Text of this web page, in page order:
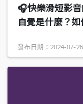
🎧快樂滑短影
自覺是什麼？
發布日期：2024-07-26